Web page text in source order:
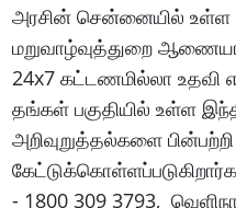
அரசின் சென்னையில் உள்ள
மறுவாழ்வுத்துறை
24x7 கட்டணமில்லா
தங்கள் பகுதியில் உள்ள
அறிவுறுத்தல்களை
- 1800 309 3793,